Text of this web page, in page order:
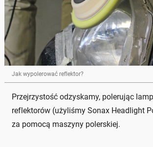
Jak wypolerować reflektor?
Przejrzystość odzyskamy, polerując
reflektorów (użyliśmy Sonax Headlight
za pomocą maszyny polerskiej.